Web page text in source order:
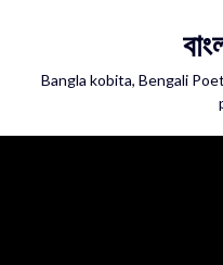
Bangla kobita, Bengali